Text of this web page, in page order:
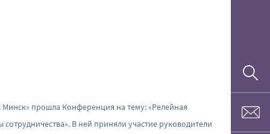
Минск» прошла Конференция на тему: «Релейная
В ней приняли участие руководители